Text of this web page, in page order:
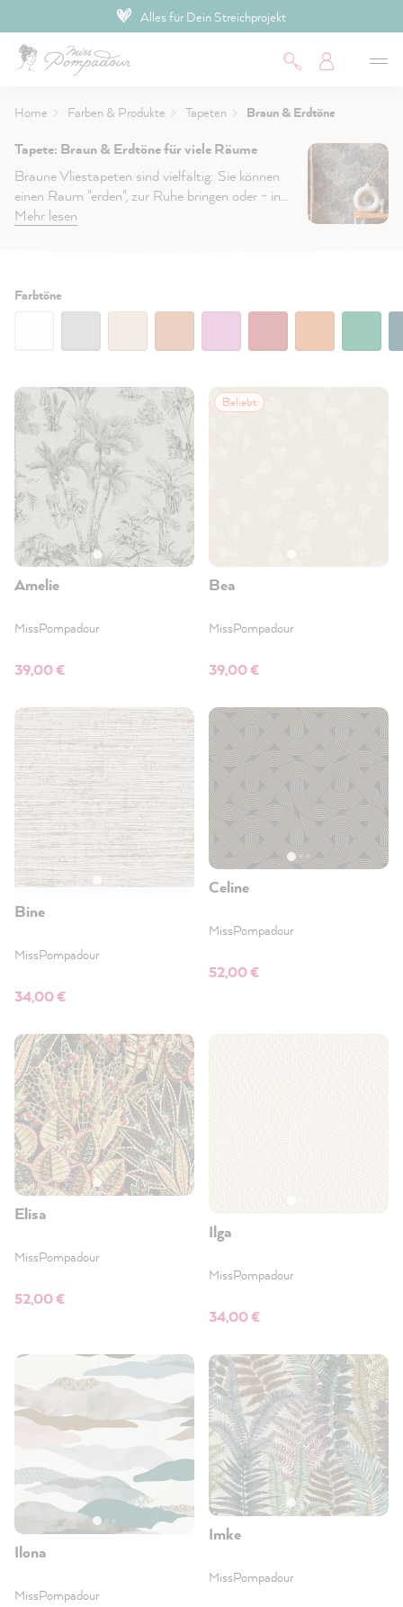
Hochdeckende Premium-Farben
Home Farben & Produkte Tapeten Braun & Erdtöne
Tapete: Braun & Erdtöne für viele Räume
Braune Vliestapeten sind vielfältig: Sie können
einen Raum "erden", zur Ruhe bringen oder - in
Kombination mit Orange - auch so richtig im Stil
Mehr lesen
Farbtöne
Amelie
MissPompadour
39,00 €
Beliebt
Bea
MissPompadour
39,00 €
Bine
MissPompadour
34,00 €
Celine
MissPompadour
52,00 €
Elisa
MissPompadour
52,00 €
Ilga
MissPompadour
34,00 €
Ilona
MissPompadour
Imke
MissPompadour